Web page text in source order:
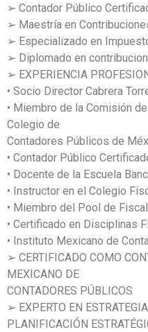
➢ Contador Público
➢ Maestría en
➢ Especializado en
➢ Diplomado en
➢ EXPERIENCIA
• Socio Director Cabrera
• Miembro de la Comisión
Colegio de
Contadores Públicos de
• Contador Público
• Docente de la Escuela
• Instructor en el Colegio
• Miembro del Pool de
• Certificado en Disciplinas
• Instituto Mexicano de
➢ CERTIFICADO COMO
MEXICANO DE
CONTADORES PÚBLICOS
➢ EXPERTO EN
PLANIFICACIÓN